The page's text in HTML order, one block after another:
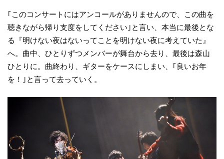
｢このコンサートにはアンコールがありませんので、この曲を
聴きながら帰り支度をしてください｣と言い、本当に最後とな
る『明けない夜はないってことを明けない夜に考えていた』
へ。曲中、ひとりずつメンバーが舞台から去り、最後は森山
ひとりに。曲終わり、ギターをケースにしまい、｢良いお年
を！｣と言って去っていく。